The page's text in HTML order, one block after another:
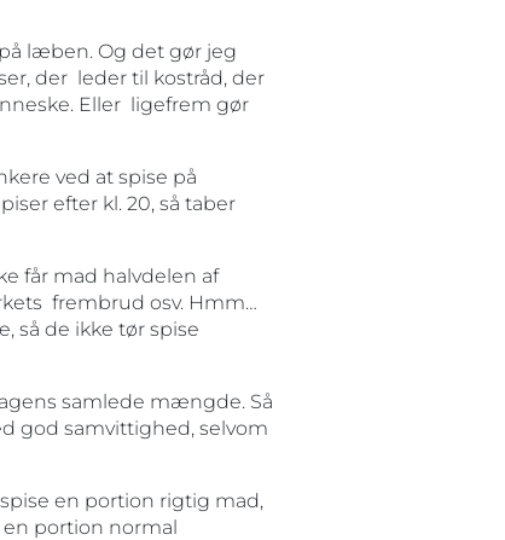
læben. Og det gør jeg
der leder til kostråd, der
Eller ligefrem gør
ved at spise på
efter kl. 20, så taber
får mad halvdelen af
frembrud osv. Hmm…
så de ikke tør spise
samlede mængde. Så
god samvittighed, selvom
en portion rigtig mad,
portion normal